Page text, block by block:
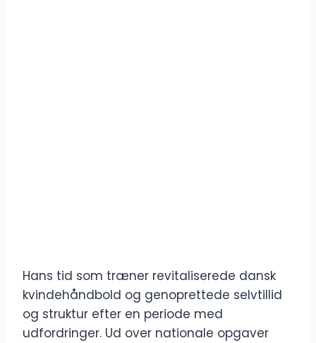
Hans tid som træner revitaliserede dansk
kvindehåndbold og genoprettede selvtillid
og struktur efter en periode med
udfordringer. Ud over nationale opgaver